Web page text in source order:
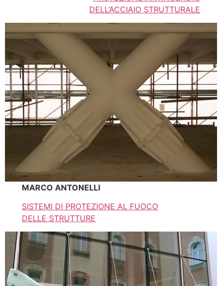
DELL’ACCIAIO STRUTTURALE
MARCO ANTONELLI
SISTEMI DI PROTEZIONE AL FUOCO
DELLE STRUTTURE